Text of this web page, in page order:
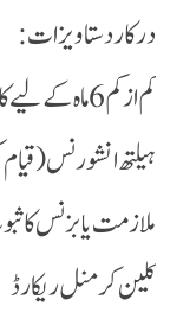
درکار دستاویزات:
کم از کم 6 ماہ کے لیے کارآمد پاسپورٹ
ہیلتھ انشورنس
ملازمت یا بزنس کا
کلین کرمنل ریکارڈ